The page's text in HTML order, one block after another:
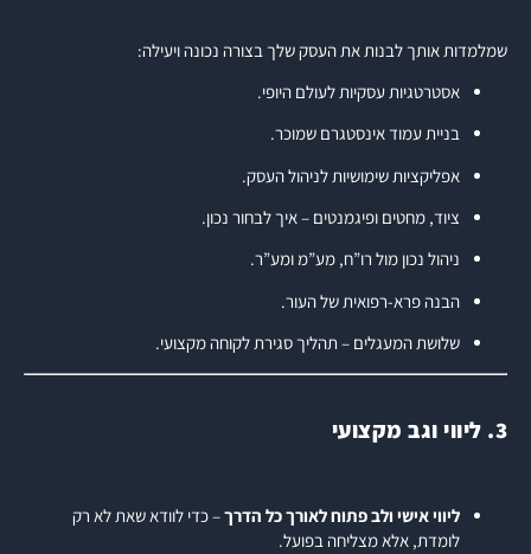
שמלמדות אותך לבנות את העסק שלך בצורה נכונה ויעילה:
אסטרטגיות עסקיות לעולם היופי.
בניית עמוד אינסטגרם שמוכר.
אפליקציות שימושיות לניהול העסק.
ציוד, מחטים ופיגמנטים – איך לבחור נכון.
ניהול נכון מול רו”ח, מע”מ ומע”ר.
הבנה פרא-רפואית של העור.
שלושת המעגלים – תהליך סגירת לקוחה מקצועי.
3. ליווי וגב מקצועי
ליווי אישי ולב פתוח לאורך כל הדרך– כדי לוודא שאת לא רק
לומדת, אלא מצליחה בפועל.